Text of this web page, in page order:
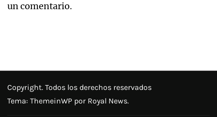
un comentario.
Copyright. Todos los derechos reservados
Tema: ThemeinWP por Royal News.